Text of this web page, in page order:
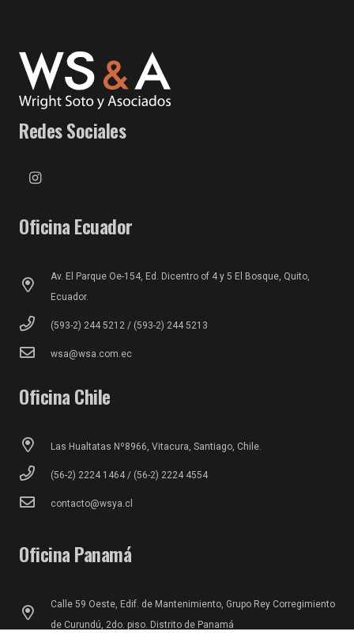
Redes Sociales
Oficina Ecuador
Av. El Parque Oe-154, Ed. Dicentro of 4 y 5 El Bosque, Quito,
Ecuador.
(593-2) 244 5212 / (593-2) 244 5213
wsa@wsa.com.ec
Oficina Chile
Las Hualtatas Nº8966, Vitacura, Santiago, Chile.
(56-2) 2224 1464 / (56-2) 2224 4554
contacto@wsya.cl
Oficina Panamá
Calle 59 Oeste, Edif. de Mantenimiento, Grupo Rey Corregimiento
de Curundú, 2do. piso. Distrito de Panamá